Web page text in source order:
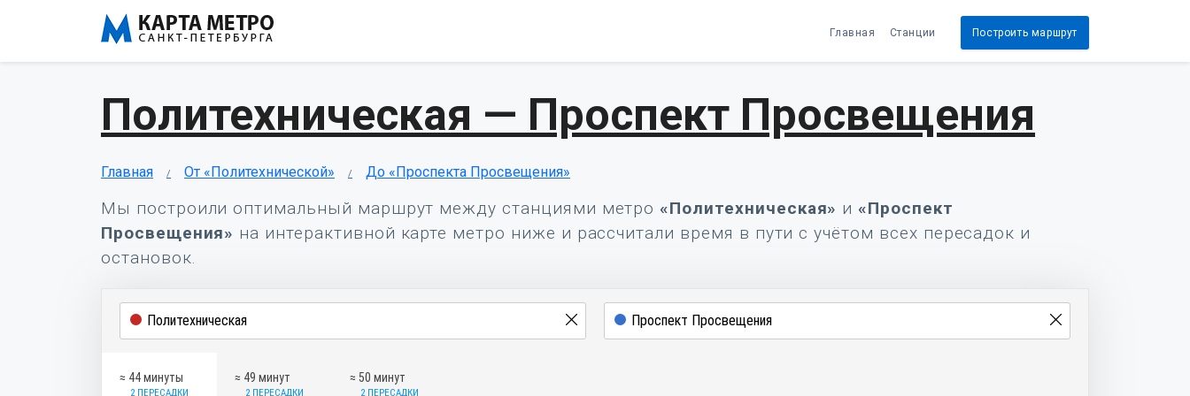
Главная Станции Построить маршрут
Политехническая — Проспект Просвещения
Главная От «Политехнической» До «Проспекта Просвещения»
Мы построили оптимальный маршрут между станциями метро«Политехническая» и«Проспект
Просвещения» на интерактивной карте метро ниже и рассчитали время в пути с учётом всех пересадок и
остановок.
≈ 44 минуты
2 ПЕРЕСАДКИ
≈ 49 минут
2 ПЕРЕСАДКИ
≈ 50 минут
2 ПЕРЕСАДКИ